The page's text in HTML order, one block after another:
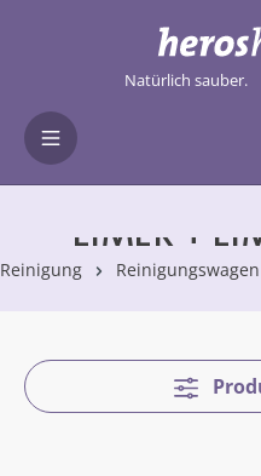
Zum Hauptinhalt springen
Natürlich sauber.
EIMER +
Reinigung Reinigungswagen